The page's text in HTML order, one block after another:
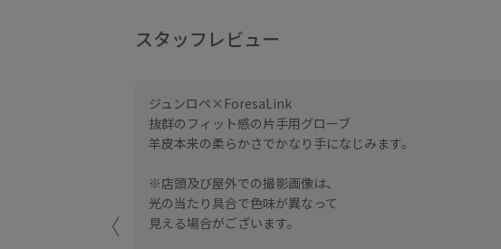
スタッフレビュー
ジュンロペ×ForesaLink
抜群のフィット感の片手用グローブ
羊皮本来の柔らかさでかなり手になじみます。
※店頭及び屋外での撮影画像は、
光の当たり具合で色味が異なって
見える場合がございます。